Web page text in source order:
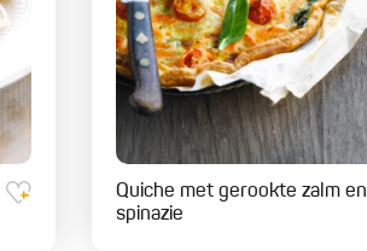
Quiche met gerookte zalm en
spinazie